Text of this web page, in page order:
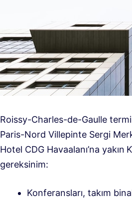
Roissy-Charles-de-Gaulle
Paris-Nord Villepinte Sergi
Hotel CDG Havaalanı’na yakın
gereksinim:
Konferansları, takım